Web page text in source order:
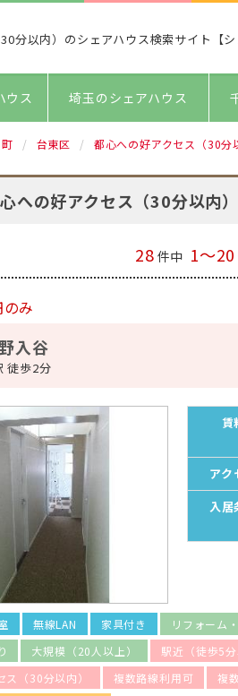
分以内）のシェアハウス検索サイト【シ
ウス 埼玉のシェアハウス
台東区 都心への好アクセス（30分
への好アクセス（30分以内
28 件中 1～20
み
入谷
徒歩2分
賃
アク
入居
無線LAN 家具付き リフォーム
大規模（20人以上） 駅近（徒歩5分
（30分以内）
複数路線利用可 複